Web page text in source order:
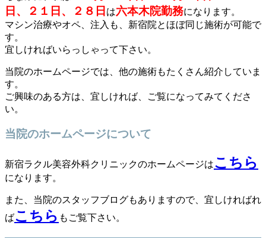
日、２１日、２８日 は六本木院勤務になります。
マシン治療やオペ、注入も、新宿院とほぼ同じ施術が可能で
す。
宜しければいらっしゃって下さい。
当院のホームページでは、他の施術もたくさん紹介していま
す。
ご興味のある方は、宜しければ、ご覧になってみてくださ
い。
当院のホームページについて
新宿ラクル美容外科クリニックのホームページはこちら
になります。
また、当院のスタッフブログもありますので、宜しければれ
ばこちら もご覧下さい。